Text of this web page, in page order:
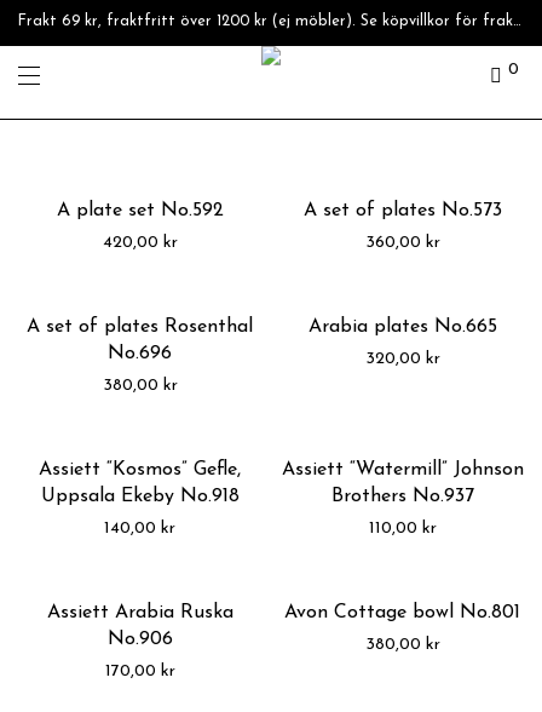
Frakt 69 kr, fraktfritt över 1200 kr (ej möbler). Se köpvillkor för fraktpriser.
0
A plate set No.592
420,00 kr
A set of plates No.573
360,00 kr
A set of plates Rosenthal
No.696
380,00 kr
Arabia plates No.665
320,00 kr
Assiett “Kosmos” Gefle,
Uppsala Ekeby No.918
140,00 kr
Assiett “Watermill” Johnson
Brothers No.937
110,00 kr
Assiett Arabia Ruska
No.906
170,00 kr
Avon Cottage bowl No.801
380,00 kr